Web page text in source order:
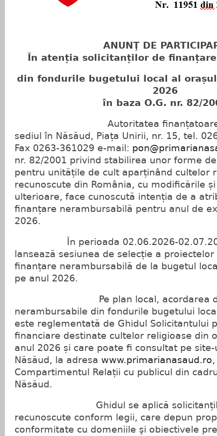
ANUNŢ DE
În atenția solicitanților de
din fondurile bugetului local al
2026
în baza O.G. nr. 82/
Autoritatea finanțatoare
sediul în Năsăud, Piața Unirii, nr. 15, tel.
Fax 0263-361029 e-mail:
nr. 82/2001 privind stabilirea unor forme
pentru unitățile de cult aparținând cultelor
recunoscute din România, cu modificările
ulterioare, face cunoscută intenția de a
finanțare nerambursabilă pentru anul de
2026.
În perioada 02.06.2026-
lansează sesiunea de selecție a
finanțare nerambursabilă de la bugetul
pe anul 2026.
Pe plan local, acordarea de
nerambursabile din fondurile bugetului
este reglementată de Ghidul Solicitantului
financiare destinate cultelor religioase din
anul 2026 și care poate fi consultat pe
Năsăud, la adresa www.primarianasaud.ro
Compartimentul Relații cu publicul din
Năsăud.
Ghidul se aplică solicitanților
recunoscute conform legii, care depun
conformitate cu domeniile şi obiectivele